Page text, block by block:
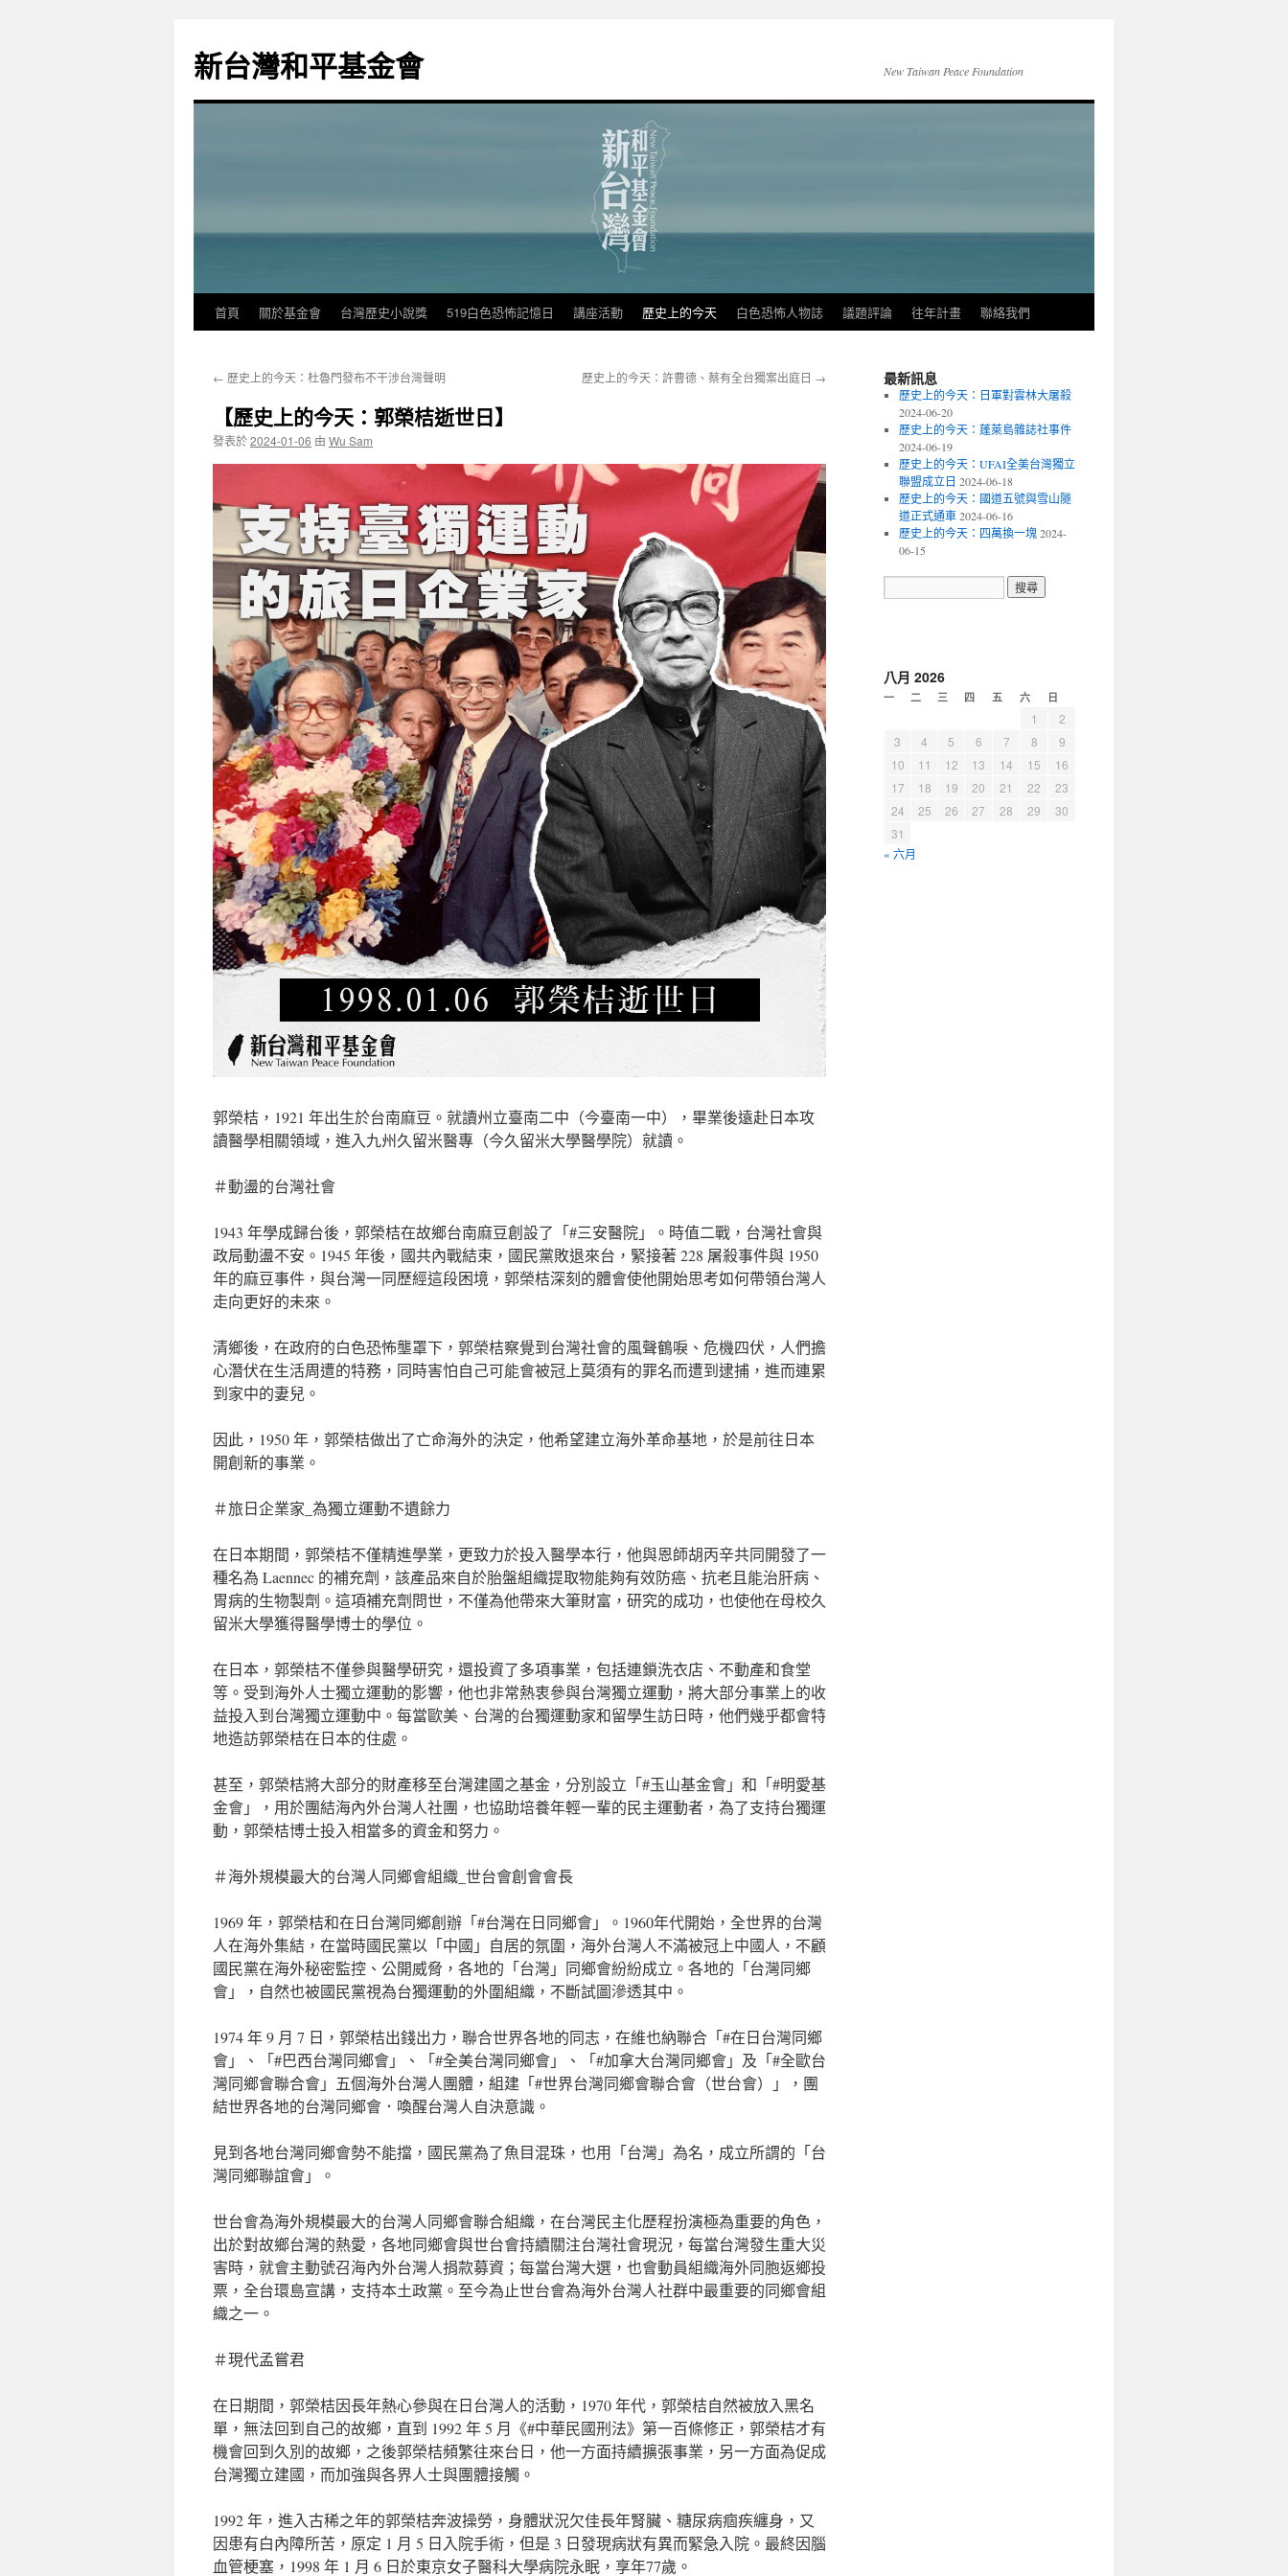
新台灣和平基金會 New Taiwan Peace Foundation
首頁 關於基金會 台灣歷史小說獎 519白色恐怖記憶日 講座活動 歷史上的今天 白色恐怖人物誌 議題評論 往年計畫 聯絡我們
← 歷史上的今天：杜魯門發布不干涉台灣聲明 歷史上的今天：許曹德、蔡有全台獨案出庭日 →
【歷史上的今天：郭榮桔逝世日】
發表於2024-01-06 由 Wu Sam
郭榮桔，1921 年出生於台南麻豆。就讀州立臺南二中（今臺南一中），畢業後遠赴日本攻
讀醫學相關領域，進入九州久留米醫專（今久留米大學醫學院）就讀。
＃動盪的台灣社會
1943 年學成歸台後，郭榮桔在故鄉台南麻豆創設了「#三安醫院」。時值二戰，台灣社會與
政局動盪不安。1945 年後，國共內戰結束，國民黨敗退來台，緊接著 228 屠殺事件與 1950
年的麻豆事件，與台灣一同歷經這段困境，郭榮桔深刻的體會使他開始思考如何帶領台灣人
走向更好的未來。
清鄉後，在政府的白色恐怖壟罩下，郭榮桔察覺到台灣社會的風聲鶴唳、危機四伏，人們擔
心潛伏在生活周遭的特務，同時害怕自己可能會被冠上莫須有的罪名而遭到逮捕，進而連累
到家中的妻兒。
因此，1950 年，郭榮桔做出了亡命海外的決定，他希望建立海外革命基地，於是前往日本
開創新的事業。
＃旅日企業家_為獨立運動不遺餘力
在日本期間，郭榮桔不僅精進學業，更致力於投入醫學本行，他與恩師胡丙辛共同開發了一
種名為 Laennec 的補充劑，該產品來自於胎盤組織提取物能夠有效防癌、抗老且能治肝病、
胃病的生物製劑。這項補充劑問世，不僅為他帶來大筆財富，研究的成功，也使他在母校久
留米大學獲得醫學博士的學位。
在日本，郭榮桔不僅參與醫學研究，還投資了多項事業，包括連鎖洗衣店、不動產和食堂
等。受到海外人士獨立運動的影響，他也非常熱衷參與台灣獨立運動，將大部分事業上的收
益投入到台灣獨立運動中。每當歐美、台灣的台獨運動家和留學生訪日時，他們幾乎都會特
地造訪郭榮桔在日本的住處。
甚至，郭榮桔將大部分的財產移至台灣建國之基金，分別設立「#玉山基金會」和「#明愛基
金會」，用於團結海內外台灣人社團，也協助培養年輕一輩的民主運動者，為了支持台獨運
動，郭榮桔博士投入相當多的資金和努力。
＃海外規模最大的台灣人同鄉會組織_世台會創會會長
1969 年，郭榮桔和在日台灣同鄉創辦「#台灣在日同鄉會」。1960年代開始，全世界的台灣
人在海外集結，在當時國民黨以「中國」自居的氛圍，海外台灣人不滿被冠上中國人，不顧
國民黨在海外秘密監控、公開威脅，各地的「台灣」同鄉會紛紛成立。各地的「台灣同鄉
會」，自然也被國民黨視為台獨運動的外圍組織，不斷試圖滲透其中。
1974 年 9 月 7 日，郭榮桔出錢出力，聯合世界各地的同志，在維也納聯合「#在日台灣同鄉
會」、「#巴西台灣同鄉會」、「#全美台灣同鄉會」、「#加拿大台灣同鄉會」及「#全歐台
灣同鄉會聯合會」五個海外台灣人團體，組建「#世界台灣同鄉會聯合會（世台會）」，團
結世界各地的台灣同鄉會．喚醒台灣人自決意識。
見到各地台灣同鄉會勢不能擋，國民黨為了魚目混珠，也用「台灣」為名，成立所謂的「台
灣同鄉聯誼會」。
世台會為海外規模最大的台灣人同鄉會聯合組織，在台灣民主化歷程扮演極為重要的角色，
出於對故鄉台灣的熱愛，各地同鄉會與世台會持續關注台灣社會現況，每當台灣發生重大災
害時，就會主動號召海內外台灣人捐款募資；每當台灣大選，也會動員組織海外同胞返鄉投
票，全台環島宣講，支持本土政黨。至今為止世台會為海外台灣人社群中最重要的同鄉會組
織之一。
＃現代孟嘗君
在日期間，郭榮桔因長年熱心參與在日台灣人的活動，1970 年代，郭榮桔自然被放入黑名
單，無法回到自己的故鄉，直到 1992 年 5 月《#中華民國刑法》第一百條修正，郭榮桔才有
機會回到久別的故鄉，之後郭榮桔頻繁往來台日，他一方面持續擴張事業，另一方面為促成
台灣獨立建國，而加強與各界人士與團體接觸。
1992 年，進入古稀之年的郭榮桔奔波操勞，身體狀況欠佳長年腎臟、糖尿病痼疾纏身，又
因患有白內障所苦，原定 1 月 5 日入院手術，但是 3 日發現病狀有異而緊急入院。最終因腦
血管梗塞，1998 年 1 月 6 日於東京女子醫科大學病院永眠，享年77歲。
最新訊息
歷史上的今天：日軍對雲林大屠殺
2024-06-20
歷史上的今天：蓬萊島雜誌社事件
2024-06-19
歷史上的今天：UFAI全美台灣獨立
聯盟成立日 2024-06-18
歷史上的今天：國道五號與雪山隧
道正式通車 2024-06-16
歷史上的今天：四萬換一塊 2024-
06-15
八月 2026
一 二 三 四 五 六 日
« 六月
1
2
3
4 5 6 7 8
9
10
11 12 13 14 15
16
17
18 19 20 21 22
23
24
25 26 27 28 29
30
31